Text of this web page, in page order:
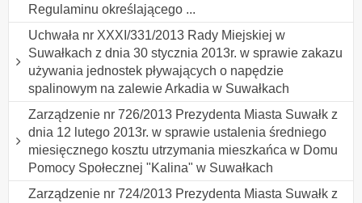
Regulaminu określającego ...
Uchwała nr XXXI/331/2013 Rady Miejskiej w
Suwałkach z dnia 30 stycznia 2013r. w sprawie zakazu
używania jednostek pływających o napędzie
spalinowym na zalewie Arkadia w Suwałkach
Zarządzenie nr 726/2013 Prezydenta Miasta Suwałk z
dnia 12 lutego 2013r. w sprawie ustalenia średniego
miesięcznego kosztu utrzymania mieszkańca w Domu
Pomocy Społecznej "Kalina" w Suwałkach
Zarządzenie nr 724/2013 Prezydenta Miasta Suwałk z